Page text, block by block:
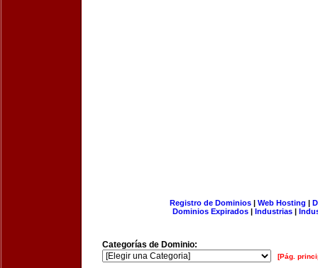
Registro de Dominios| Web Hosting |
Dominios Expirados | Industrias |
Categorías de Dominio:
[Pág.